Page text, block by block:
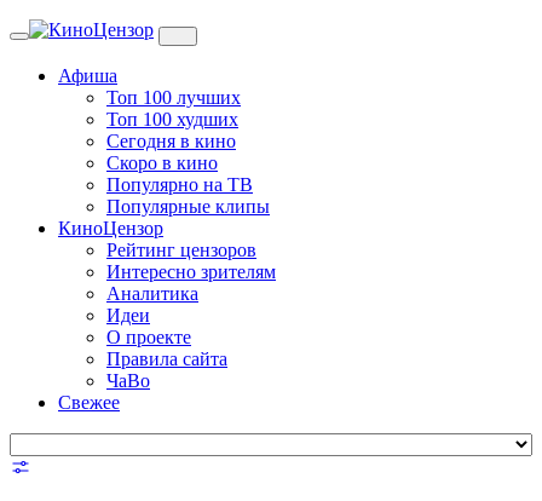
Toggle
Афиша
Топ 100 лучших
Топ 100 худших
Сегодня в кино
Скоро в кино
Популярно на ТВ
Популярные клипы
КиноЦензор
Рейтинг цензоров
Интересно зрителям
Аналитика
Идеи
О проекте
Правила сайта
ЧаВо
Свежее